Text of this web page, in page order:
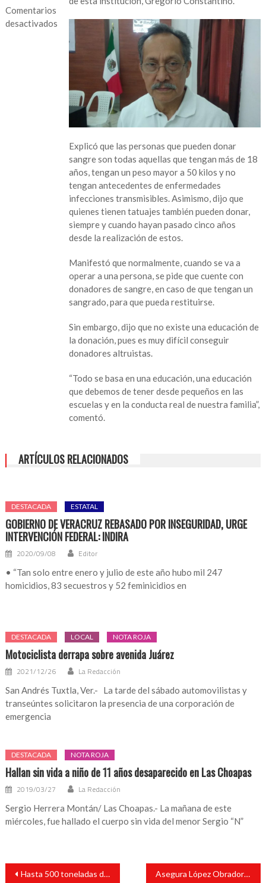
Comentarios
desactivados
Explicó que las personas que pueden donar
sangre son todas aquellas que tengan más de 18
años, tengan un peso mayor a 50 kilos y no
tengan antecedentes de enfermedades
infecciones transmisibles. Asimismo, dijo que
quienes tienen tatuajes también pueden donar,
siempre y cuando hayan pasado cinco años
desde la realización de estos.
Manifestó que normalmente, cuando se va a
operar a una persona, se pide que cuente con
donadores de sangre, en caso de que tengan un
sangrado, para que pueda restituirse.
Sin embargo, dijo que no existe una educación de
la donación, pues es muy difícil conseguir
donadores altruistas.
“Todo se basa en una educación, una educación
que debemos de tener desde pequeños en las
escuelas y en la conducta real de nuestra familia”,
comentó.
ARTÍCULOS RELACIONADOS
DESTACADA ESTATAL
GOBIERNO DE VERACRUZ REBASADO POR INSEGURIDAD, URGE
INTERVENCIÓN FEDERAL: INDIRA
2020/09/08 Editor
• “Tan solo entre enero y julio de este año hubo mil 247
homicidios, 83 secuestros y 52 feminicidios en
DESTACADA LOCAL NOTA ROJA
Motociclista derrapa sobre avenida Juárez
2021/12/26 La Redacción
San Andrés Tuxtla, Ver.- La tarde del sábado automovilistas y
transeúntes solicitaron la presencia de una corporación de
emergencia
DESTACADA NOTA ROJA
Hallan sin vida a niño de 11 años desaparecido en Las Choapas
2019/03/27 La Redacción
Sergio Herrera Montán/ Las Choapas.- La mañana de este
miércoles, fue hallado el cuerpo sin vida del menor Sergio “N”
Navegación
Hasta 500 toneladas de basura se generan semanalmente en San Andrés Tuxtla Asegura López Obrador que no hay despidos en el sector salud, es falso